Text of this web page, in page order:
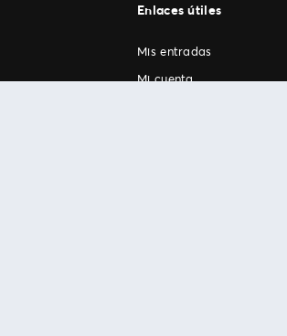
Enlaces útiles
Mis entradas
Mi cuenta